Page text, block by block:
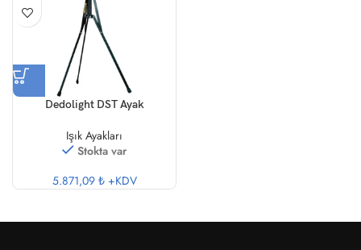
Dedolight DST Ayak
Işık Ayakları
Stokta var
5.871,09 ₺ +KDV